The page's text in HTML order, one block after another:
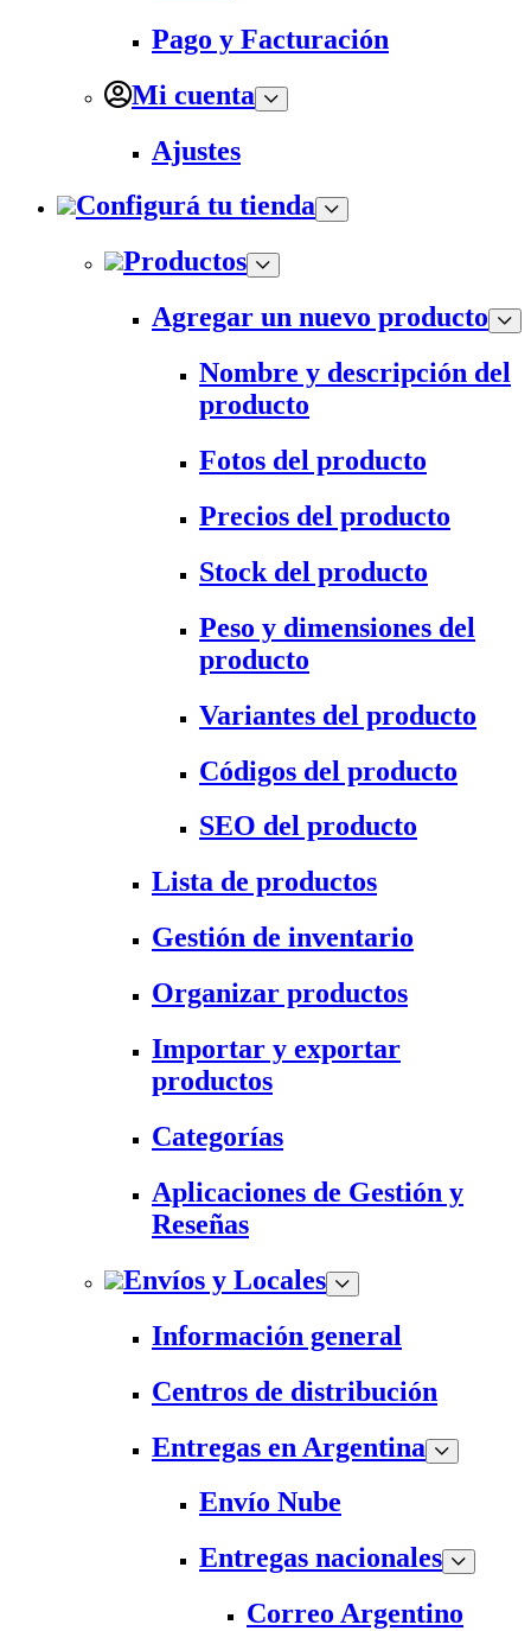
Pago y Facturación
Mi cuenta
Ajustes
Configurá tu tienda
Productos
Agregar un nuevo producto
Nombre y descripción del
producto
Fotos del producto
Precios del producto
Stock del producto
Peso y dimensiones del
producto
Variantes del producto
Códigos del producto
SEO del producto
Lista de productos
Gestión de inventario
Organizar productos
Importar y exportar
productos
Categorías
Aplicaciones de Gestión y
Reseñas
Envíos y Locales
Información general
Centros de distribución
Entregas en Argentina
Envío Nube
Entregas nacionales
Correo Argentino